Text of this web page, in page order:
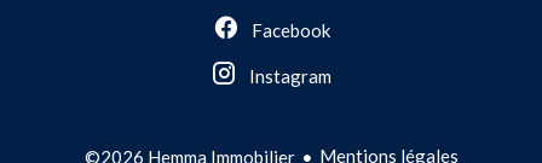
Facebook
Instagram
©2026 Hemma Immobilier Mentions légales